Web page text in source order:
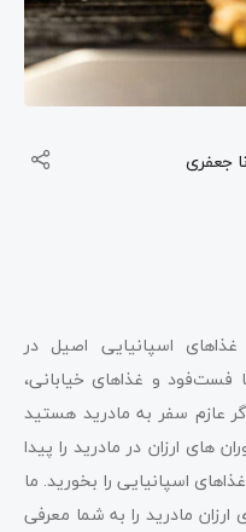
جعفری
اسپانیایی اصیل در
فست‌فود و غذاهای خیابانی،
عازم سفر به مادرید هستید
های ارزان در مادرید را پیدا
اسپانیایی را بخورید. ما
رستوران های ارزان مادرید را به شما معرفی